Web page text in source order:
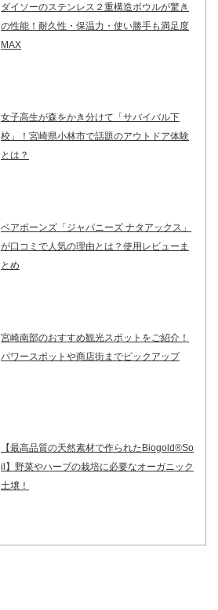
ダイソーのステンレス２重構造ボウルが驚き
の性能！耐久性・保温力・使い勝手も満足度
MAX
女子高生が森をかき分けて「サバイバル下
校」！宮崎県小林市で話題のアウトドア体験
とは？
ベアボーンズ「ジャパニーズ ナタアックス」
が口コミで人気の理由とは？使用レビューま
とめ
宮崎南部のおすすめ観光スポットをご紹介！
パワースポットや商店街までピックアップ
【最高品質の天然素材で作られたBiogold®So
il】野菜やハーブの栽培に必要なオーガニック
土壌！